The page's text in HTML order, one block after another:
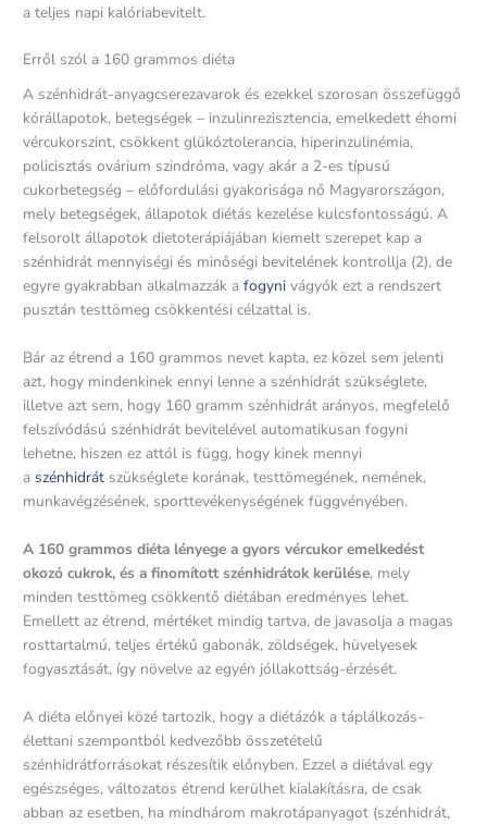
a teljes napi kalóriabevitelt.
Erről szól a 160 grammos diéta
A szénhidrát-anyagcserezavarok és ezekkel szorosan összefüggő
kórállapotok, betegségek – inzulinrezisztencia, emelkedett éhomi
vércukorszint, csökkent glükóztolerancia, hiperinzulinémia,
policisztás ovárium szindróma, vagy akár a 2-es típusú
cukorbetegség – előfordulási gyakorisága nő Magyarországon,
mely betegségek, állapotok diétás kezelése kulcsfontosságú. A
felsorolt állapotok dietoterápiájában kiemelt szerepet kap a
szénhidrát mennyiségi és minőségi bevitelének kontrollja (2), de
egyre gyakrabban alkalmazzák afogyni vágyók ezt a rendszert
pusztán testtömeg csökkentési célzattal is.
Bár az étrend a 160 grammos nevet kapta, ez közel sem jelenti
azt, hogy mindenkinek ennyi lenne a szénhidrát szükséglete,
illetve azt sem, hogy 160 gramm szénhidrát arányos, megfelelő
felszívódású szénhidrát bevitelével automatikusan fogyni
lehetne, hiszen ez attól is függ, hogy kinek mennyi
aszénhidrát szükséglete korának, testtömegének, nemének,
munkavégzésének, sporttevékenységének függvényében.
A 160 grammos diéta lényege a gyors vércukor emelkedést
okozó cukrok, és a finomított szénhidrátok kerülése, mely
minden testtömeg csökkentő diétában eredményes lehet.
Emellett az étrend, mértéket mindig tartva, de javasolja a magas
rosttartalmú, teljes értékű gabonák, zöldségek, hüvelyesek
fogyasztását, így növelve az egyén jóllakottság-érzését.
A diéta előnyei közé tartozik, hogy a diétázók a táplálkozás-
élettani szempontból kedvezőbb összetételű
szénhidrátforrásokat részesítik előnyben. Ezzel a diétával egy
egészséges, változatos étrend kerülhet kialakításra, de csak
abban az esetben, ha mindhárom makrotápanyagot (szénhidrát,